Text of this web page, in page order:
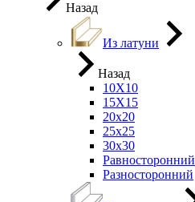
Назад
Из латуни
Назад
10Х10
15Х15
20х20
25х25
30х30
Равносторонний
Разносторонний